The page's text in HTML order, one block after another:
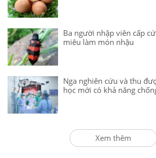
Ba người nhập viên cấp
miêu làm món nhậu
Nga nghiên cứu và thu
học mới có khả năng
Xem thêm